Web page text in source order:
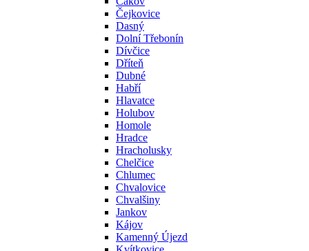
Čejkovice
Dasný
Dolní Třebonín
Dívčice
Dříteň
Dubné
Habří
Hlavatce
Holubov
Homole
Hradce
Hracholusky
Chelčice
Chlumec
Chvalovice
Chvalšiny
Jankov
Kájov
Kamenný Újezd